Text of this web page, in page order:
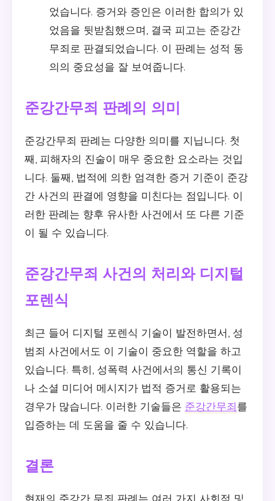
었습니다. 증거와 증인은 이러한 합의가 있
었음을 뒷받침했으며, 결국 피고는 준강간
무죄로 판결되었습니다. 이 판례는 성적 동
의의 중요성을 잘 보여줍니다.
준강간무죄 판례의 의미
준강간무죄 판례는 다양한 의미를 지닙니다. 첫
째, 피해자의 진술이 매우 중요한 요소라는 것입
니다. 둘째, 법적에 의한 엄격한 증거 기준이 준강
간 사건의 판결에 영향을 미친다는 점입니다. 이
러한 판례는 향후 유사한 사건에서 또 다른 기준
이 될 수 있습니다.
준강간무죄 사건의 처리와 디지털
포렌식
최근 들어 디지털 포렌식 기술이 발전하면서, 성
범죄 사건에서도 이 기술이 중요한 역할을 하고
있습니다. 특히, 성폭력 사건에서의 통신 기록이
나 소셜 미디어 메시지가 법적 증거로 활용되는
경우가 많습니다. 이러한 기술들은 준강간무죄를
입증하는 데 도움을 줄 수 있습니다.
결론
현재의 준강간 무죄 판례는 여러 가지 사회적 및